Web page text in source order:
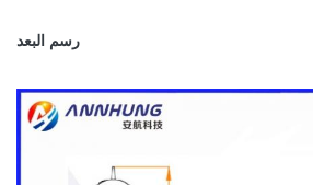
رسم البعد